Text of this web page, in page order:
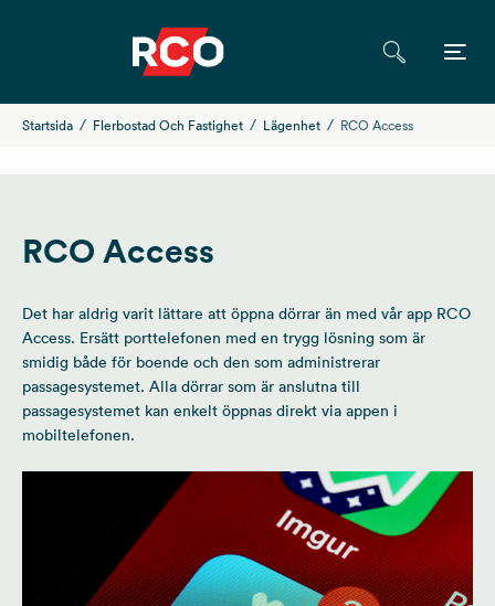
Startsida Flerbostad Och Fastighet Lägenhet RCO Access
RCO Access
Det har aldrig varit lättare att öppna dörrar än med vår app RCO
Access. Ersätt porttelefonen med en trygg lösning som är
smidig både för boende och den som administrerar
passagesystemet. Alla dörrar som är anslutna till
passagesystemet kan enkelt öppnas direkt via appen i
mobiltelefonen.